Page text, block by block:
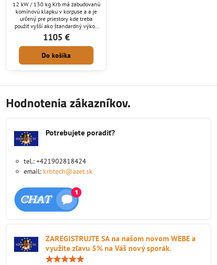
12 kW / 130 kg Krb má zabudovanú
komínovú klapku v korpuse a a je
určený pre priestory kde treba
použiť vyšší ako štandardný výkon
ktorý tomuto krbu dodáva vyvýšený
sopúch. Má čiastočný systém
čistého skla, zdvojenú zadnú stenu,
deflektor. Nasávanie vzduchu je cez
popolník, kde sa dá regulovať
množstvo vzduchu pre horenie,
polohy tohto nasávania.
1105 €
Do košíka
Hodnotenia zákazníkov.
Potrebujete poradiť?
tel.: +421902818424
email: krbtech@azet.sk
ZAREGISTRUJTE SA na našom novom WEBE a
využite zľavu 5% na Váš nový sporák.